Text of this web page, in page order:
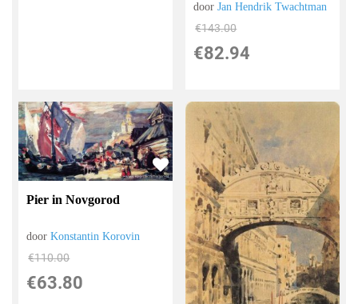
doorJan Hendrik Twachtman
€143.00
€82.94
Pier in Novgorod
doorKonstantin Korovin
€110.00
€63.80